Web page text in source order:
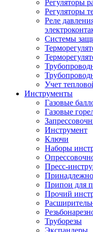
Регуляторы
Регуляторы
Реле
Системы
Учет
Инструменты
Газовые
Газовые
Инструмент
Ключи
Наборы
Пресс-
Припои для
Прочий
Труборезы
Экспандеры